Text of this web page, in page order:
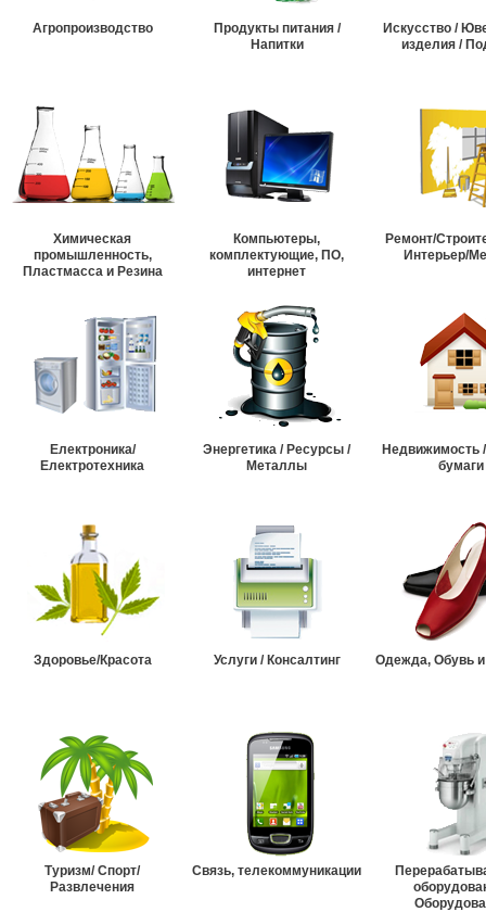
Агропроизводство
Продукты питания /
Напитки
Искусство /
изделия /
Химическая
промышленность,
Пластмасса и Резина
Компьютеры,
комплектующие, ПО,
интернет
Ремонт/
Интерьер/
Електроника/
Електротехника
Энергетика / Ресурсы /
Металлы
Недвижимость
бумаги
Здоровье/Красота Услуги / Консалтинг Одежда, Обувь и
Туризм/ Спорт/
Развлечения
Связь, телекоммуникации